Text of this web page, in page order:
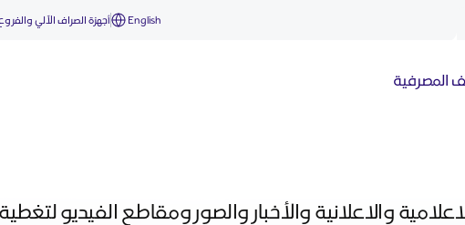
English أجهزة الصراف الآلي
المصرفية
والاعلانية والأخبار والصور ومقاطع الفيديو